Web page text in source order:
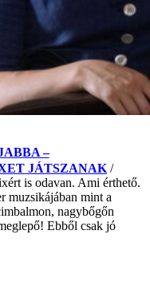
–
JÁTSZANAK /
is odavan. Ami érthető.
muzsikájában mint a
nagybőgőn
Ebből csak jó